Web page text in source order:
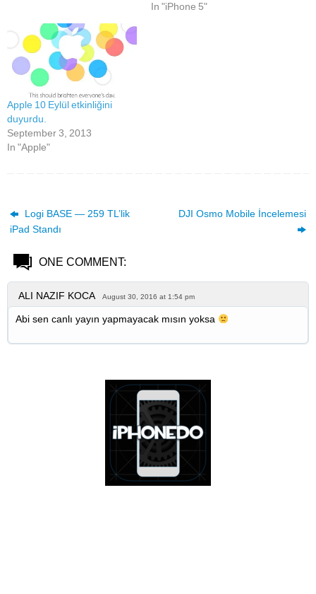
In "iPhone 5"
Apple 10 Eylül etkinliğini
duyurdu.
September 3, 2013
In "Apple"
Logi BASE — 259 TL’lik
iPad Standı
DJI Osmo Mobile İncelemesi
ONE COMMENT:
ALI NAZIF KOCA August 30, 2016 at 1:54 pm
Abi sen canlı yayın yapmayacak mısın yoksa